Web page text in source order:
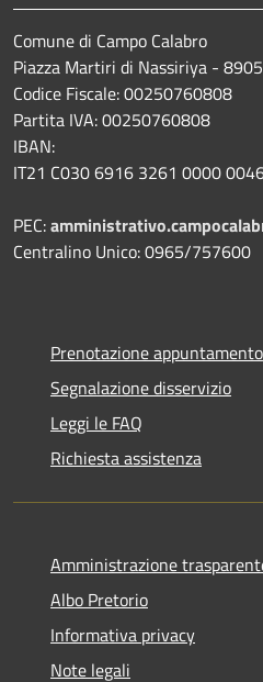
Comune di Campo Calabro
Piazza Martiri di Nassiriya -
Codice Fiscale: 00250760808
Partita IVA: 00250760808
IBAN:
IT21 C030 6916 3261 0000
PEC:
Centralino Unico: 0965/757600
Prenotazione appuntamento
Segnalazione disservizio
Leggi le FAQ
Richiesta assistenza
Amministrazione
Albo Pretorio
Informativa privacy
Note legali